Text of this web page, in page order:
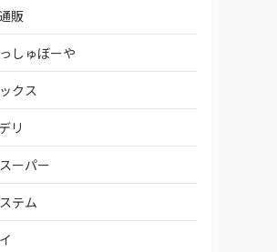
販
しゅぼーや
クス
リ
ーパー
テム